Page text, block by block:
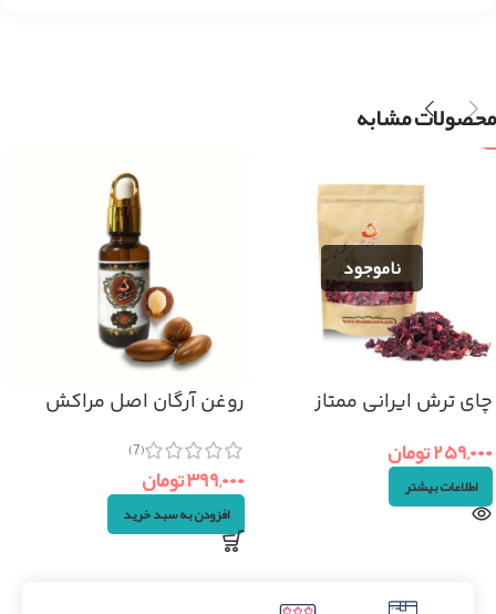
محصولات مشابه
چای ترش ایرانی ممتاز
۲۵۹,۰۰۰تومان
اطلاعات بیشتر
روغن آرگان اصل مراکش
(7)
۳۹۹,۰۰۰تومان
افزودن به سبد خرید